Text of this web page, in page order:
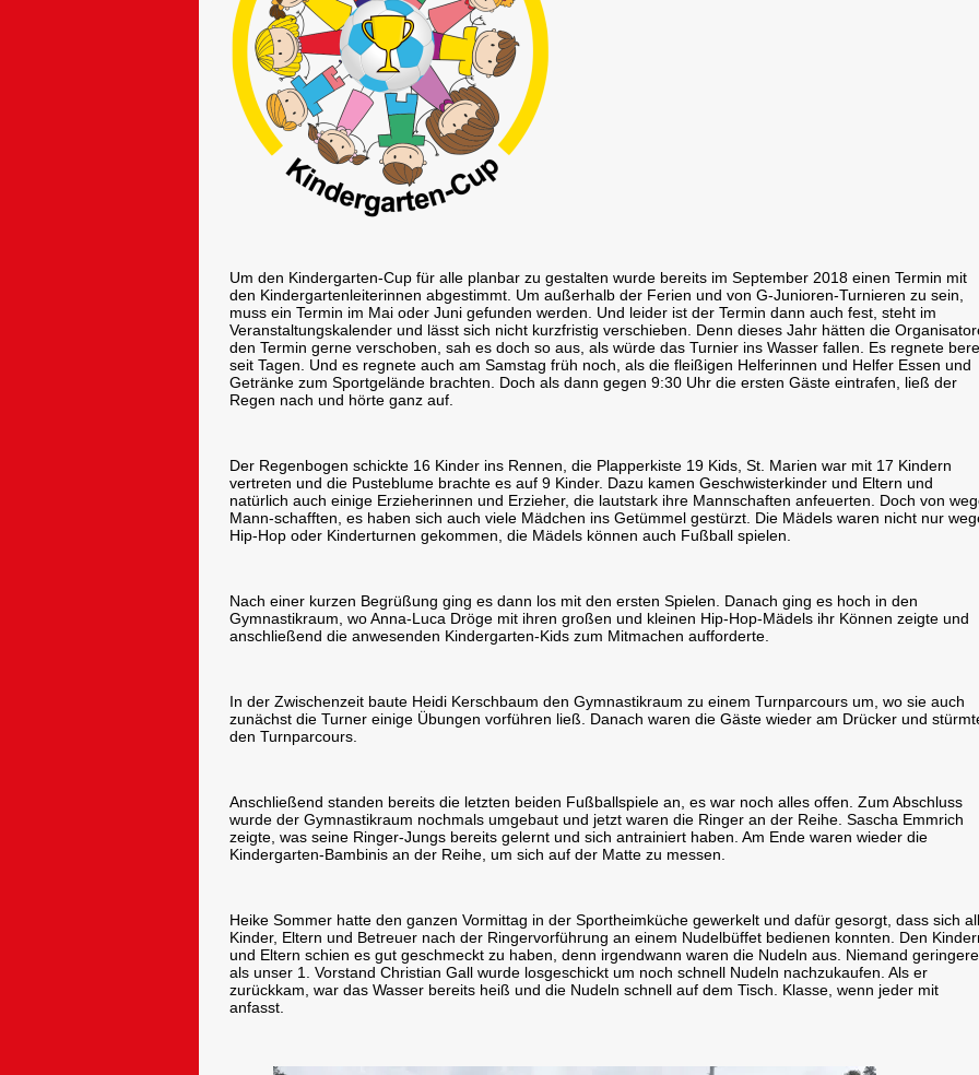
Um den Kindergarten-Cup für alle planbar zu gestalten wurde bereits im September 2018 einen Termin mit
den Kindergartenleiterinnen abgestimmt. Um außerhalb der Ferien und von G-Junioren-Turnieren zu sein,
muss ein Termin im Mai oder Juni gefunden werden. Und leider ist der Termin dann auch fest, steht im
Veranstaltungskalender und lässt sich nicht kurzfristig verschieben. Denn dieses Jahr hätten die
den Termin gerne verschoben, sah es doch so aus, als würde das Turnier ins Wasser fallen. Es regnete
seit Tagen. Und es regnete auch am Samstag früh noch, als die fleißigen Helferinnen und Helfer Essen und
Getränke zum Sportgelände brachten. Doch als dann gegen 9:30 Uhr die ersten Gäste eintrafen, ließ der
Regen nach und hörte ganz auf.
Der Regenbogen schickte 16 Kinder ins Rennen, die Plapperkiste 19 Kids, St. Marien war mit 17 Kindern
vertreten und die Pusteblume brachte es auf 9 Kinder. Dazu kamen Geschwisterkinder und Eltern und
natürlich auch einige Erzieherinnen und Erzieher, die lautstark ihre Mannschaften anfeuerten. Doch von
Mann-schafften, es haben sich auch viele Mädchen ins Getümmel gestürzt. Die Mädels waren nicht nur
Hip-Hop oder Kinderturnen gekommen, die Mädels können auch Fußball spielen.
Nach einer kurzen Begrüßung ging es dann los mit den ersten Spielen. Danach ging es hoch in den
Gymnastikraum, wo Anna-Luca Dröge mit ihren großen und kleinen Hip-Hop-Mädels ihr Können zeigte und
anschließend die anwesenden Kindergarten-Kids zum Mitmachen aufforderte.
In der Zwischenzeit baute Heidi Kerschbaum den Gymnastikraum zu einem Turnparcours um, wo sie auch
zunächst die Turner einige Übungen vorführen ließ. Danach waren die Gäste wieder am Drücker und
den Turnparcours.
Anschließend standen bereits die letzten beiden Fußballspiele an, es war noch alles offen. Zum Abschluss
wurde der Gymnastikraum nochmals umgebaut und jetzt waren die Ringer an der Reihe. Sascha Emmrich
zeigte, was seine Ringer-Jungs bereits gelernt und sich antrainiert haben. Am Ende waren wieder die
Kindergarten-Bambinis an der Reihe, um sich auf der Matte zu messen.
Heike Sommer hatte den ganzen Vormittag in der Sportheimküche gewerkelt und dafür gesorgt, dass sich
Kinder, Eltern und Betreuer nach der Ringervorführung an einem Nudelbüffet bedienen konnten. Den
und Eltern schien es gut geschmeckt zu haben, denn irgendwann waren die Nudeln aus. Niemand
als unser 1. Vorstand Christian Gall wurde losgeschickt um noch schnell Nudeln nachzukaufen. Als er
zurückkam, war das Wasser bereits heiß und die Nudeln schnell auf dem Tisch. Klasse, wenn jeder mit
anfasst.